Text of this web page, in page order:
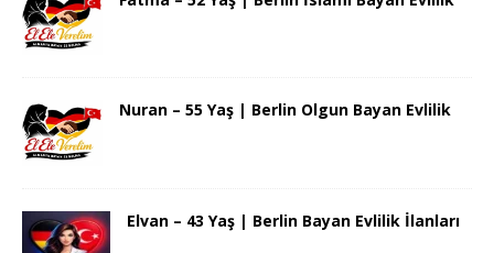
Nuran – 55 Yaş | Berlin Olgun Bayan Evlilik
Elvan – 43 Yaş | Berlin Bayan Evlilik İlanları